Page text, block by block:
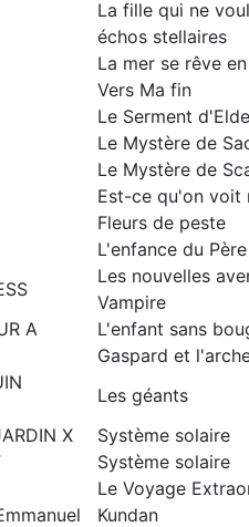
La fille qui ne
échos stellaires
La mer se rêve
Vers Ma fin
Le Serment
Le Mystère de
Le Mystère de
Est-ce qu'on voit
Fleurs de peste
L'enfance du
Les nouvelles
Vampire
A
L'enfant sans
Gaspard et
Les géants
X
Système solaire
Système solaire
Le Voyage
Kundan